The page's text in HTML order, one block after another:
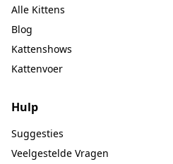
Alle Kittens
Blog
Kattenshows
Kattenvoer
Hulp
Suggesties
Veelgestelde Vragen